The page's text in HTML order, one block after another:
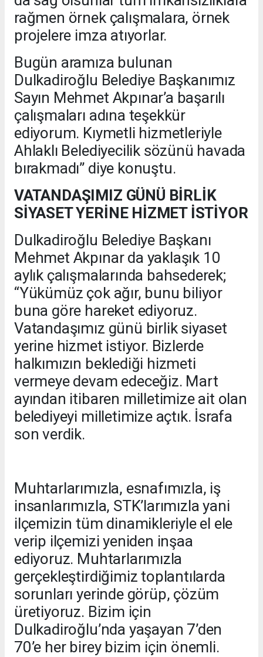
rağmen örnek çalışmalara, örnek
projelere imza atıyorlar.
Bugün aramıza bulunan
Dulkadiroğlu Belediye Başkanımız
Sayın Mehmet Akpınar’a başarılı
çalışmaları adına teşekkür
ediyorum. Kıymetli hizmetleriyle
Ahlaklı Belediyecilik sözünü havada
bırakmadı” diye konuştu.
VATANDAŞIMIZ GÜNÜ BİRLİK
SİYASET YERİNE HİZMET İSTİYOR
Dulkadiroğlu Belediye Başkanı
Mehmet Akpınar da yaklaşık 10
aylık çalışmalarında bahsederek;
“Yükümüz çok ağır, bunu biliyor
buna göre hareket ediyoruz.
Vatandaşımız günü birlik siyaset
yerine hizmet istiyor. Bizlerde
halkımızın beklediği hizmeti
vermeye devam edeceğiz. Mart
ayından itibaren milletimize ait olan
belediyeyi milletimize açtık. İsrafa
son verdik.
Muhtarlarımızla, esnafımızla, iş
insanlarımızla, STK’larımızla yani
ilçemizin tüm dinamikleriyle el ele
verip ilçemizi yeniden inşaa
ediyoruz. Muhtarlarımızla
gerçekleştirdiğimiz toplantılarda
sorunları yerinde görüp, çözüm
üretiyoruz. Bizim için
Dulkadiroğlu’nda yaşayan 7’den
70’e her birey bizim için önemli.